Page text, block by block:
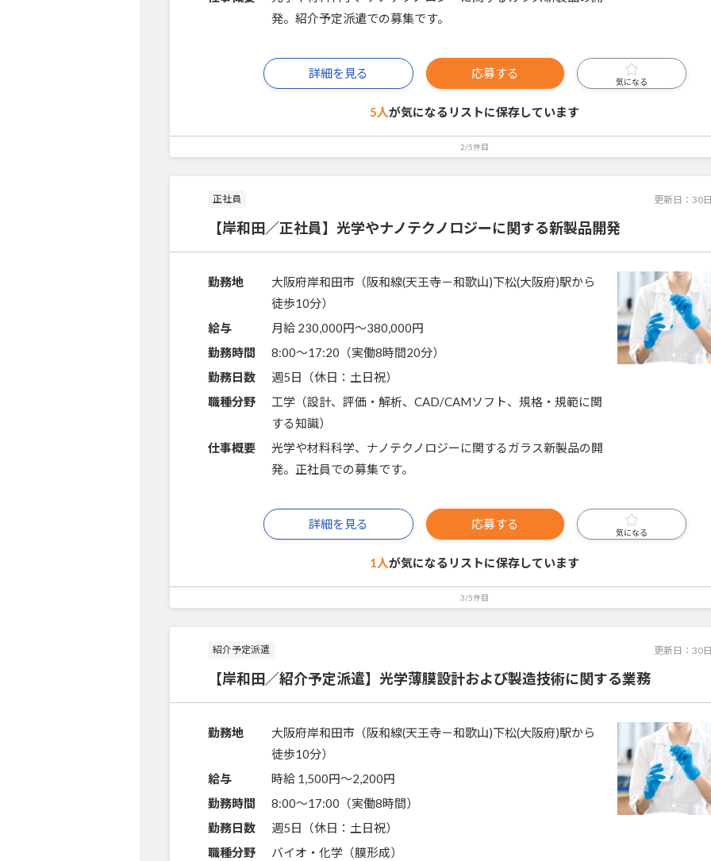
発。紹介予定派遣での募集です。
詳細を見る 応募する
気になる
5人が気になるリストに保存しています
2/5件目
正社員 更新日： 30
【岸和田／正社員】光学やナノテクノロジーに関する新製品開発
勤務地
大阪府岸和田市（阪和線(天王寺－和歌山)下松(大阪府)駅から
徒歩10分）
給与
月給 230,000円〜380,000円
勤務時間
8:00～17:20（実働8時間20分）
勤務日数
週5日（休日：土日祝）
職種分野
工学（設計、評価・解析、CAD/CAMソフト、規格・規範に関
する知識）
仕事概要
光学や材料科学、ナノテクノロジーに関するガラス新製品の開
発。正社員での募集です。
詳細を見る 応募する
気になる
1人が気になるリストに保存しています
3/5件目
紹介予定派遣 更新日： 30
【岸和田／紹介予定派遣】光学薄膜設計および製造技術に関する業務
勤務地
大阪府岸和田市（阪和線(天王寺－和歌山)下松(大阪府)駅から
徒歩10分）
給与
時給 1,500円〜2,200円
勤務時間
8:00～17:00（実働8時間）
勤務日数
週5日（休日：土日祝）
職種分野
バイオ・化学（膜形成）